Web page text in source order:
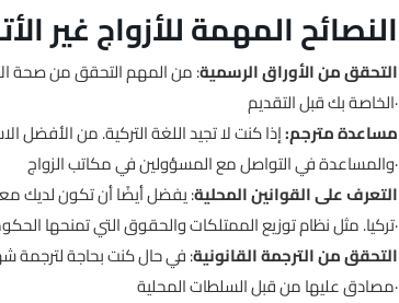
4· النصائح المهمة للأزواج غير
التحقق من الأوراق الرسمية: من المهم التحقق من صحة
الخاصة بك قبل التقديم·
مساعدة مترجم:إذا كنت لا تجيد اللغة التركية. من الأفضل
والمساعدة في التواصل مع المسؤولين في مكاتب الزواج·
التعرف على القوانين المحلية: يفضل أيضًا أن تكون لديك
تركيا. مثل نظام توزيع الممتلكات والحقوق التي تمنحها الحكومة للمتزوجين·
التحقق من الترجمة القانونية: في حال كنت بحاجة لترجمة
مصادق عليها من قبل السلطات المحلية·